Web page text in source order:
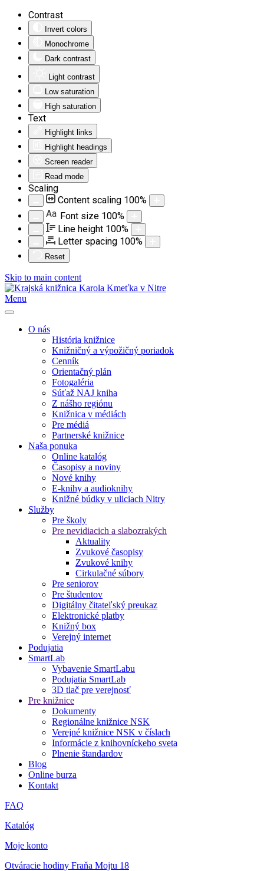
Contrast
Invert colors
Monochrome
Dark contrast
Light contrast
Low saturation
High saturation
Text
Highlight links
Highlight headings
Screen reader
Read mode
Scaling
Content scaling 100%
Aa Font size 100%
Line height 100%
Letter spacing 100%
Reset
Skip to main content
Menu
O nás
História knižnice
Knižničný a výpožičný poriadok
Cenník
Orientačný plán
Fotogaléria
Súťaž NAJ kniha
Z nášho regiónu
Knižnica v médiách
Pre médiá
Partnerské knižnice
Naša ponuka
Online katalóg
Časopisy a noviny
Nové knihy
E-knihy a audioknihy
Knižné búdky v uliciach Nitry
Služby
Pre školy
Pre nevidiacich a slabozrakých
Aktuality
Zvukové časopisy
Zvukové knihy
Cirkulačné súbory
Pre seniorov
Pre študentov
Digitálny čitateľský preukaz
Elektronické platby
Knižný box
Verejný internet
Podujatia
SmartLab
Vybavenie SmartLabu
Podujatia SmartLab
3D tlač pre verejnosť
Pre knižnice
Dokumenty
Regionálne knižnice NSK
Verejné knižnice NSK v číslach
Informácie z knihovníckeho sveta
Plnenie štandardov
Blog
Online burza
Kontakt
FAQ
Katalóg
Moje konto
Otváracie hodiny Fraňa Mojtu 18